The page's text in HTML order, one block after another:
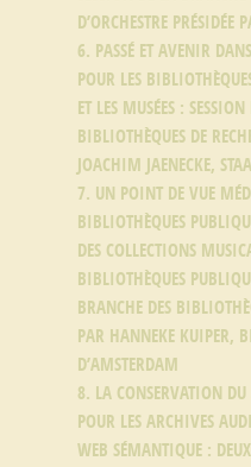
D’ORCHESTRE PRÉSIDÉE
6. PASSÉ ET AVENIR
POUR LES
ET LES MUSÉES :
BIBLIOTHÈQUES DE
JOACHIM JAENECKE,
7. UN POINT DE VUE
BIBLIOTHÈQUES
DES COLLECTIONS
BIBLIOTHÈQUES
BRANCHE DES
PAR HANNEKE KUIPER,
D’AMSTERDAM
8. LA CONSERVATION DU
POUR LES ARCHIVES
WEB SÉMANTIQUE :